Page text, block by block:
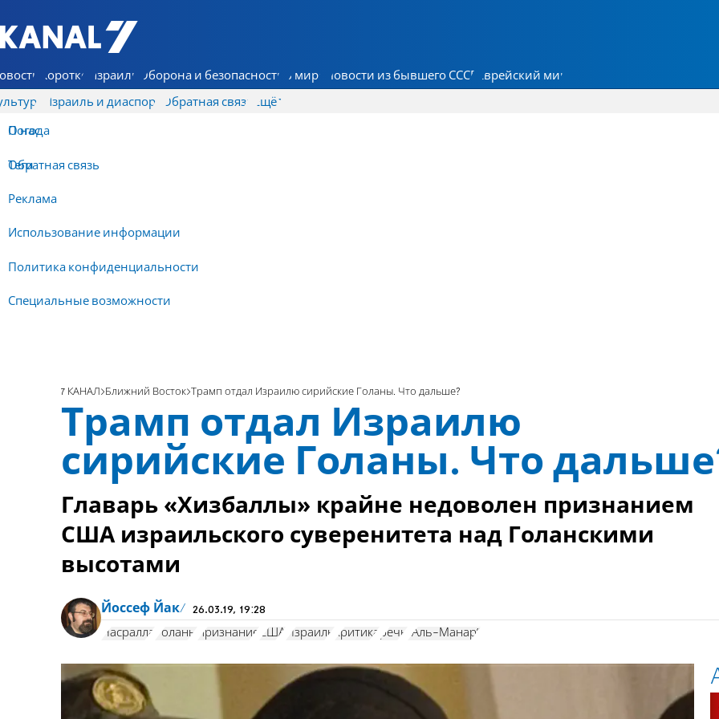
7 КАНАЛ - Аруц Шева
Коротко Израиль Оборона и безопасность В мире Новости из бывшего СССР Еврейский мир
Израиль и диаспора Обратная связь
О нас
Обратная связь
Реклама
Использование информации
Политика конфиденциальности
Специальные возможности
Ещё
Погода
Теги
7 КАНАЛ Ближний Восток Трамп отдал Израилю сирийские Голаны. Что дальше?
Трамп отдал Израилю
сирийские Голаны. Что
Главарь «Хизбаллы» крайне недоволен признанием
США израильского суверенитета над Голанскими
высотами
Йоссеф Йак 26.03.19, 19:28
Насралла Голаны признание США Израиль критика речь "Аль-Манар"